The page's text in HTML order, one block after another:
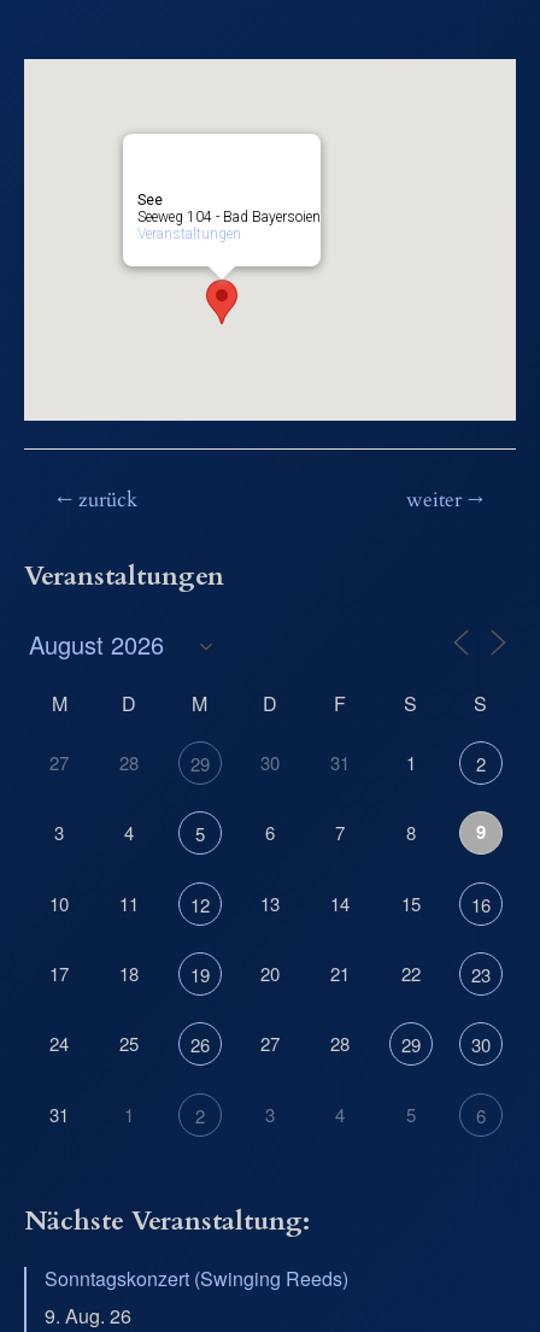
See
Seeweg 104 - Bad Bayersoien
Veranstaltungen
Beitragsnavigation
←zurück weiter→
Veranstaltungen
M D M D F S S
27 28 29 30 31 1 2
3 4 5 6 7 8 9
10 11 12 13 14 15 16
17 18 19 20 21 22 23
24 25 26 27 28 29 30
31 1 2 3 4 5 6
Nächste Veranstaltung:
Sonntagskonzert (Swinging Reeds)
9. Aug. 26